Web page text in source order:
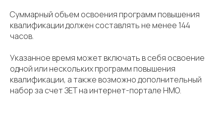
Суммарный объем освоения программ повышения
квалификации должен составлять не менее 144
часов.
Указанное время может включать в себя освоение
одной или нескольких программ повышения
квалификации, а также возможно дополнительный
набор за счет ЗЕТ на интернет-портале НМО.